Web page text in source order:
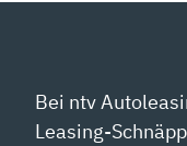
Bei ntv
Leasing-